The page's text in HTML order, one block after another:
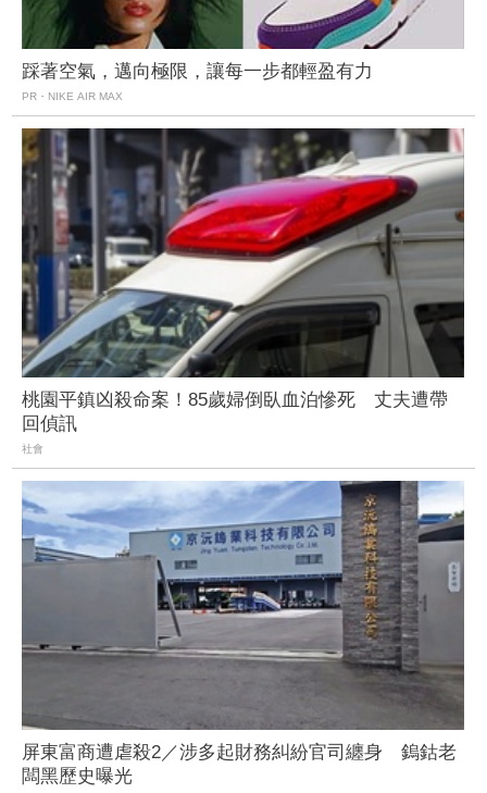
踩著空氣，邁向極限，讓每一步都輕盈有力
PR・NIKE AIR MAX
桃園平鎮凶殺命案！85歲婦倒臥血泊慘死 丈夫遭帶
回偵訊
社會
屏東富商遭虐殺2／涉多起財務糾紛官司纏身 鎢鈷老
闆黑歷史曝光